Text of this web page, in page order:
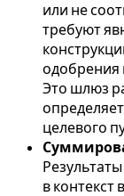
или не
требуют
одобрения
Это шлюз
целевого
в